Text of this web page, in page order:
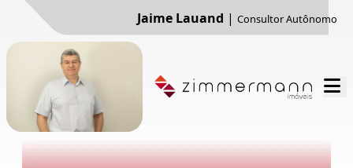
Jaime Lauand | Consultor Autônomo